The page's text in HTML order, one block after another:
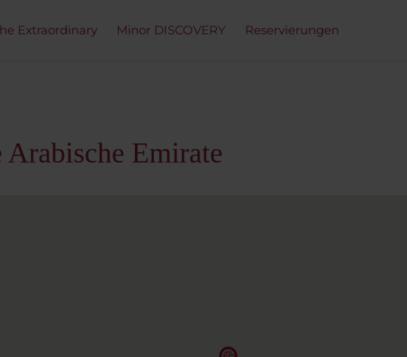
Extraordinary Minor DISCOVERY Reservierungen
Emirate